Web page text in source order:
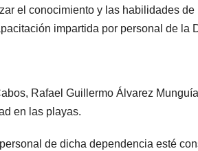
el conocimiento y las habilidades
impartida por personal de la
Rafael Guillermo Álvarez
en las playas.
de dicha dependencia esté